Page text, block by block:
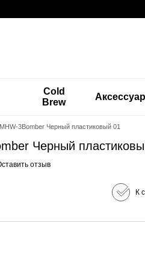
Cold
Brew
3Bomber Черный пластиковый 01
Черный
отзыв
К